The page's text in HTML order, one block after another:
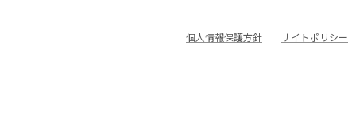
個人情報保護方針 サイトポリシー